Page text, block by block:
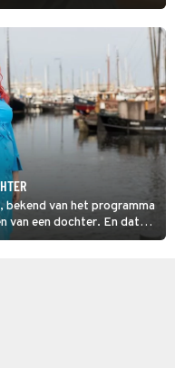
van het programma
van een dochter. En dat
Gerda een kindje